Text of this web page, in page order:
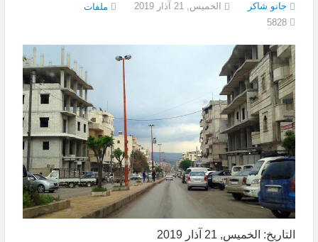
جانو شاكر الخميس, 21 آذار 2019
ملفات
التاريخ: الخميس, 21 آذار 2019